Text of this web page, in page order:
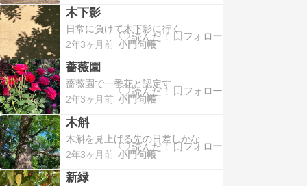
木下影
日常に負けて木下影に行く
2年3ヶ月前 小門句帳
薔薇園
薔薇園で一番花と認定す
2年3ヶ月前 小門句帳
木斛
木斛を見上げる先の日差しかな
2年3ヶ月前 小門句帳
新緑